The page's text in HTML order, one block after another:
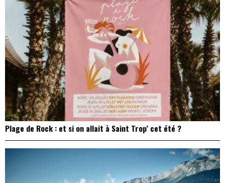
Plage de Rock : et si on allait à Saint Trop’ cet été ?